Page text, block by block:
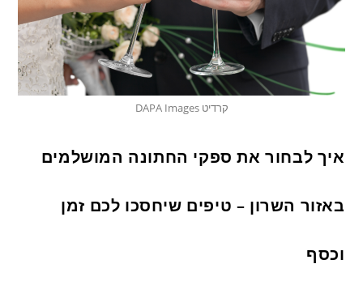
קרדיט DAPA Images
איך לבחור את ספקי החתונה המושלמים
באזור השרון – טיפים שיחסכו לכם זמן
וכסף